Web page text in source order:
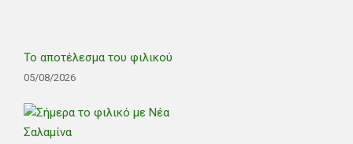
Το αποτέλεσμα του φιλικού
05/08/2026